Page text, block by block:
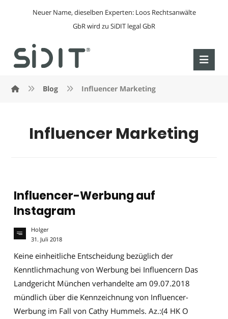
Neuer Name, dieselben Experten: Loos Rechtsanwälte
GbR wird zu SiDIT legal GbR
Blog Influencer Marketing
Influencer Marketing
Influencer-Werbung auf
Instagram
Holger
31. Juli 2018
Keine einheitliche Entscheidung bezüglich der
Kenntlichmachung von Werbung bei Influencern Das
Landgericht München verhandelte am 09.07.2018
mündlich über die Kennzeichnung von Influencer-
Werbung im Fall von Cathy Hummels. Az.:(4 HK O